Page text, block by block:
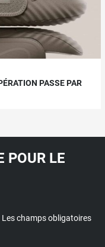
PASSE PAR
POUR LE
Les champs obligatoires